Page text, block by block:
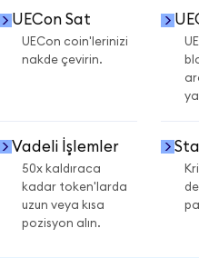
UECon Sat
UECon coin'lerinizi
nakde çevirin.
Vadeli İşlemler
50x kaldıraca
kadar token'larda
uzun veya kısa
pozisyon alın.